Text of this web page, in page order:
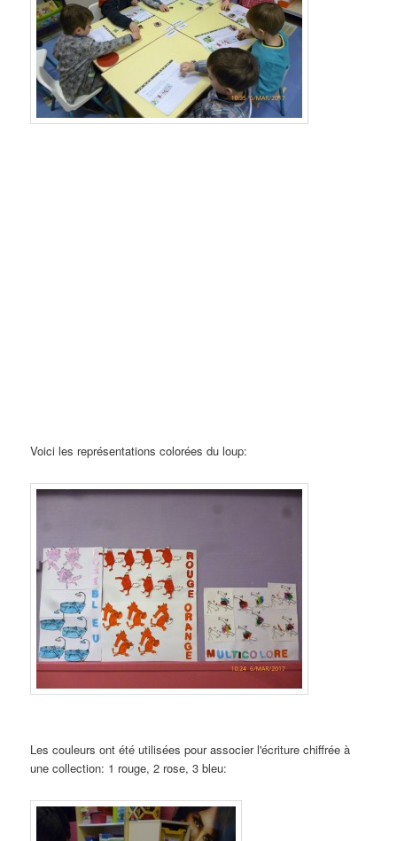
Voici les représentations colorées du loup:
Les couleurs ont été utilisées pour associer l'écriture chiffrée à
une collection: 1 rouge, 2 rose, 3 bleu: